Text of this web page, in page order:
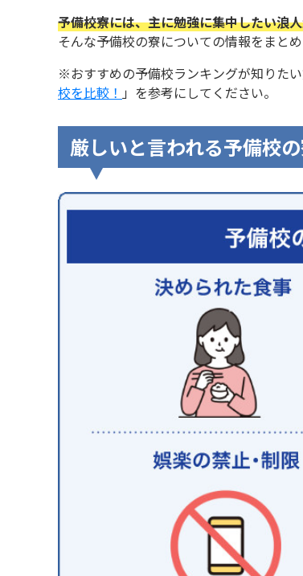
予備校寮には、主に勉強に集中したい浪
そんな予備校の寮についての情報をまと
※おすすめの予備校ランキングが知りた
校を比較！ 」を参考にしてください。
厳しいと言われる予備校